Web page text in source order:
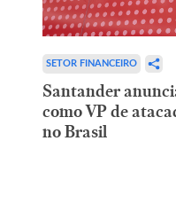
SETOR FINANCEIRO
Santander
como VP de
no Brasil